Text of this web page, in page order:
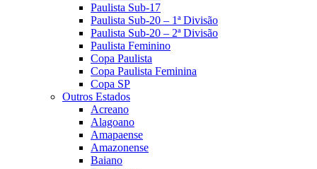
Paulista Sub-17
Paulista Sub-20 – 1ª Divisão
Paulista Sub-20 – 2ª Divisão
Paulista Feminino
Copa Paulista
Copa Paulista Feminina
Copa SP
Outros Estados
Acreano
Alagoano
Amapaense
Amazonense
Baiano